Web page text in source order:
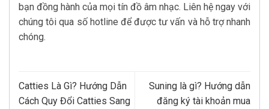
bạn đồng hành của mọi tín đồ âm nhạc. Liên hệ ngay với
chúng tôi qua số hotline để được tư vấn và hỗ trợ nhanh
chóng.
Catties Là Gì? Hướng Dẫn
Cách Quy Đổi Catties Sang
Suning là gì? Hướng dẫn
đăng ký tài khoản mua